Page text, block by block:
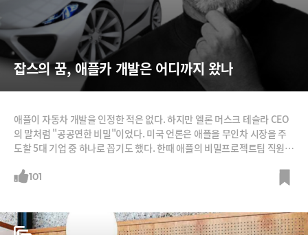
잡스의 꿈, 애플카 개발은 어디까지 왔나
애플이 자동차 개발을 인정한 적은 없다. 하지만 엘론 머스크 테슬라 CEO
의 말처럼 "공공연한 비밀"이었다. 미국 언론은 애플을 무인차 시장을 주
도할 5대 기업 중 하나로 꼽기도 했다. 한때 애플의 비밀프로젝트팀 직원
스포츠카 제조업체 맥라렌 인수를 추진한다는 사실이 알려지면서 다시 반
알려졌다. 미키 드
101